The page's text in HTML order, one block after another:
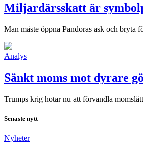
Miljardärsskatt är
Man måste öppna Pandoras ask och
Analys
Sänkt moms mot dyrare
Trumps krig hotar nu att förvandla
Senaste nytt
Nyheter